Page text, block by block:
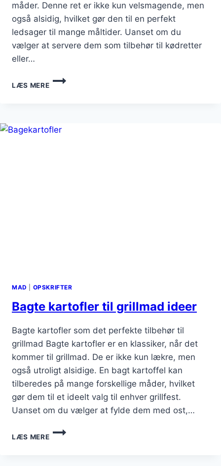
måder. Denne ret er ikke kun velsmagende, men
også alsidig, hvilket gør den til en perfekt
ledsager til mange måltider. Uanset om du
vælger at servere dem som tilbehør til kødretter
eller…
LÆS MERE
BAGTE
KARTOFLER
MAD OPSKRIFTER
Bagte kartofler til grillmad ideer
Bagte kartofler som det perfekte tilbehør til
grillmad Bagte kartofler er en klassiker, når det
kommer til grillmad. De er ikke kun lækre, men
også utroligt alsidige. En bagt kartoffel kan
tilberedes på mange forskellige måder, hvilket
gør dem til et ideelt valg til enhver grillfest.
Uanset om du vælger at fylde dem med ost,…
LÆS MERE
BAGTE
KARTOFLER